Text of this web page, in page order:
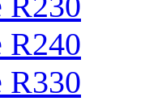
R240
R330